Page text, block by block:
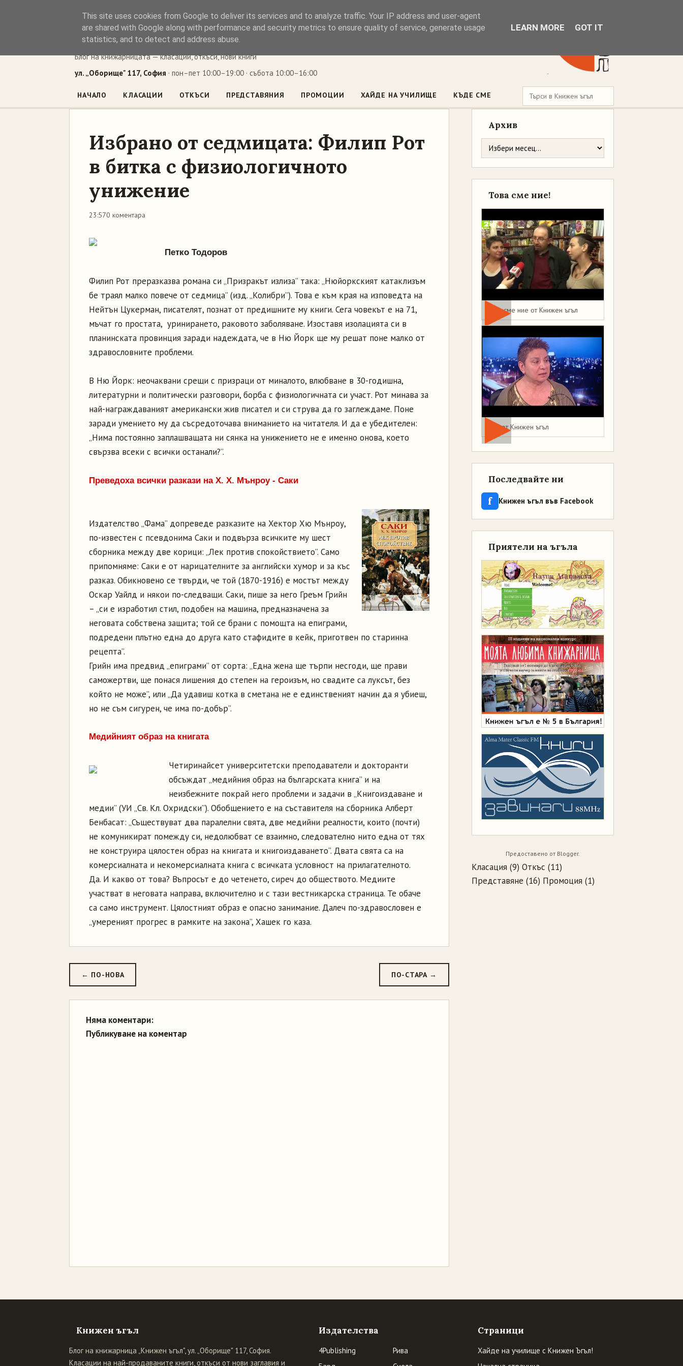
Книжен ъгъл
Блог на книжарницата — класации, откъси, нови книги
ул. „Оборище" 117, София · пон–пет 10:00–19:00 · събота 10:00–16:00
НАЧАЛО КЛАСАЦИИ ОТКЪСИ ПРЕДСТАВЯНИЯ ПРОМОЦИИ ХАЙДЕ НА УЧИЛИЩЕ КЪДЕ СМЕ
Избрано от седмицата: Филип Рот
в битка с физиологичното
унижение
23:570 коментара
Петко Тодоров
Филип Рот преразказва романа си „Призракът излиза” така: „Нюйоркският катаклизъм
бе траял малко повече от седмица” (изд. „Колибри”). Това е към края на изповедта на
Нейтън Цукерман, писателят, познат от предишните му книги. Сега човекът е на 71,
мъчат го простата, уринирането, раковото заболяване. Изоставя изолацията си в
планинската провинция заради надеждата, че в Ню Йорк ще му решат поне малко от
здравословните проблеми.
В Ню Йорк: неочаквани срещи с призраци от миналото, влюбване в 30-годишна,
литературни и политически разговори, борба с физиологичната си участ. Рот минава за
най-награждаваният американски жив писател и си струва да го заглеждаме. Поне
заради умението му да съсредоточава вниманието на читателя. И да е убедителен:
„Нима постоянно заплашващата ни сянка на унижението не е именно онова, което
свързва всеки с всички останали?”.
Преведоха всички разкази на Х. Х. Мънроу - Саки
Издателство „Фама” допреведе разказите на Хектор Хю Мънроу,
по-известен с псевдонима Саки и подвърза всичките му шест
сборника между две корици: „Лек против спокойствието”. Само
припомняме: Саки е от нарицателните за английски хумор и за къс
разказ. Обикновено се твърди, че той (1870-1916) е мостът между
Оскар Уайлд и някои по-следващи. Саки, пише за него Греъм Грийн
– „си е изработил стил, подобен на машина, предназначена за
неговата собствена защита; той се брани с помощта на епиграми,
подредени плътно една до друга като стафидите в кейк, приготвен по старинна
рецепта”.
Грийн има предвид „епиграми” от сорта: „Една жена ще търпи несгоди, ще прави
саможертви, ще понася лишения до степен на героизъм, но свадите са луксът, без
който не може”, или „Да удавиш котка в сметана не е единственият начин да я убиеш,
но не съм сигурен, че има по-добър”.
Медийният образ на книгата
Четиринайсет университетски преподаватели и докторанти
обсъждат „медийния образ на българската книга” и на
неизбежните покрай него проблеми и задачи в „Книгоиздаване и
медии” (УИ „Св. Кл. Охридски”). Обобщението е на съставителя на сборника Алберт
Бенбасат: „Съществуват два паралелни свята, две медийни реалности, които (почти)
не комуникират помежду си, недолюбват се взаимно, следователно нито една от тях
не конструира цялостен образ на книгата и книгоиздаването”. Двата свята са на
комерсиалната и некомерсиалната книга с всичката условност на прилагателното.
Да. И какво от това? Въпросът е до четенето, сиреч до обществото. Медиите
участват в неговата направа, включително и с тази вестникарска страница. Те обаче
са само инструмент. Цялостният образ е опасно занимание. Далеч по-здравословен е
„умереният прогрес в рамките на закона”, Хашек го каза.
← ПО-НОВА ПО-СТАРА →
Няма коментари:
Публикуване на коментар
Архив
Това сме ние!
Това сме ние от Книжен ъгъл
Мая от Книжен ъгъл
Последвайте ни
f Книжен ъгъл във Facebook
Приятели на ъгъла
Предоставено от Blogger.
Класация (9) Откъс (11)
Представяне (16) Промоция (1)
Книжен ъгъл
Блог на книжарница „Книжен ъгъл", ул. „Оборище" 117, София.
Класации на най-продаваните книги, откъси от нови заглавия и
Издателства
4Publishing
Рива
Страници
Хайде на училище с Книжен Ъгъл!
This site uses cookies from Google to deliver its services and to analyze traffic. Your IP address and user-agent
are shared with Google along with performance and security metrics to ensure quality of service, generate usage
statistics, and to detect and address abuse.
LEARN MORE GOT IT